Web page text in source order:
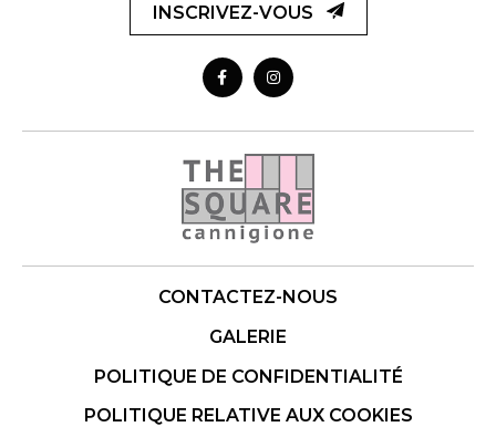
CONTACTEZ-NOUS
GALERIE
POLITIQUE DE CONFIDENTIALITÉ
POLITIQUE RELATIVE AUX COOKIES
INSCRIVEZ-VOUS